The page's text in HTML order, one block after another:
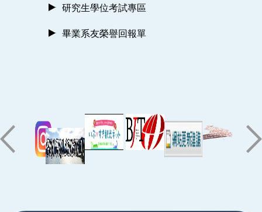
研究生學位考試專區
畢業系友榮譽回報單